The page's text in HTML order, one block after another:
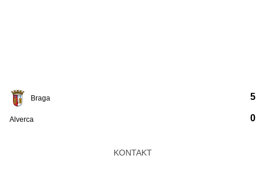
Braga
Alverca
5
0
KONTAKT